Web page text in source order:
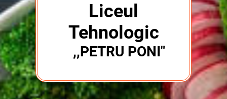
Liceul
Tehnologic
,,PETRU PONI"